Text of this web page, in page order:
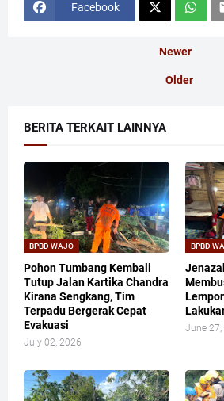
Facebook
Newer
Older
BERITA TERKAIT LAINNYA
BPBD WAJO
Pohon Tumbang Kembali
Tutup Jalan Kartika Chandra
Kirana Sengkang, Tim
Terpadu Bergerak Cepat
Evakuasi
July 02, 2026
BPBD
June 27,